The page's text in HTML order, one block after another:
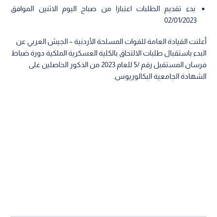
بدء تقديم الطلبات اعتبارا من صباح اليوم الاثنين الموافق
02/01/2023
أعلنت القيادة العامة للقوات المسلحة الأردنية – الجيش العربي عن
البدء باستقبال طلبات الالتحاق بالكلية العسكرية الملكية دورة ضباط
فرسان المستقبل رقم /5 للعام 2023 من الذكور الحاصلين على
الشهادة الجامعية البكالوريوس.